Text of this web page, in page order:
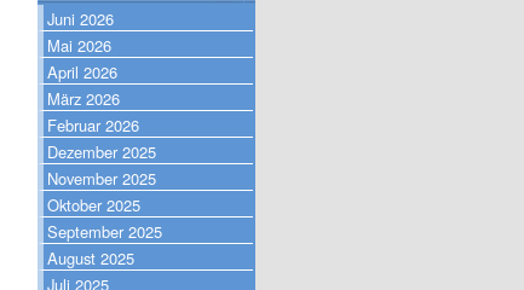
Juni 2026
Mai 2026
April 2026
März 2026
Februar 2026
Dezember 2025
November 2025
Oktober 2025
September 2025
August 2025
Juli 2025